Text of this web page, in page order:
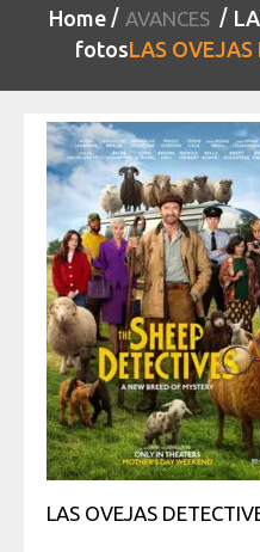
Home AVANCES
fotosLAS
LAS OVEJAS